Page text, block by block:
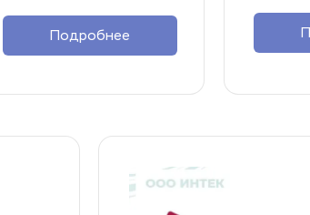
Подробнее